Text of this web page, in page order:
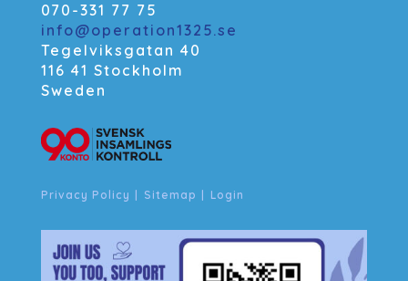
070-331 77 75
info@operation1325.se
Tegelviksgatan 40
116 41 Stockholm
Sweden
Privacy Policy Sitemap Login